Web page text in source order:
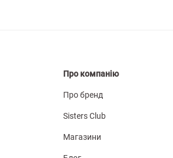
Про компанію
Про бренд
Sisters Club
Магазини